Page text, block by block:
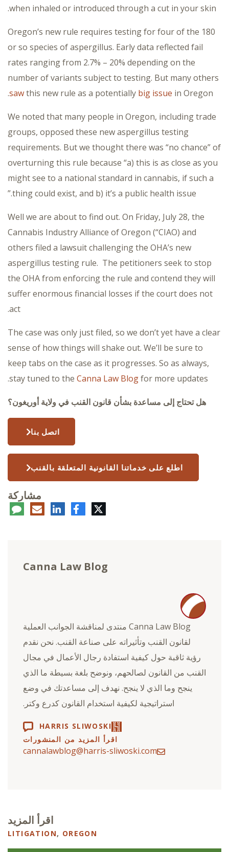
when inhaled or introduced through a cut in your skin.
Oregon’s new rule requires testing for four of the 180
or so species of aspergillus. Early data reflected fail
rates ranging from 2.7% – 20% depending on the
number of variants subject to testing. But many others
sawthis new rule as a potentially big issue in Oregon.
We noted that many people in Oregon, including trade
groups, opposed these new aspergillus testing
requirements. But we thought there was “no chance” of
overturning this rule because “a) this is as close as you
might see to a national standard in cannabis, if such a
thing could exist, and b) it’s a public health issue.”
Well we are about to find out. On Friday, July 28, the
Cannabis Industry Alliance of Oregon (“CIAO) and
others filed a lawsuit challenging the OHA’s new
aspergillus testing rule. The petitioners seek to stop
the OHA from enforcing the rule and contend they will
suffer enormous financial losses if the court does not
act.
The case was only just filed, so we don’t yet have a clear
sense of how things will shake out. We’ll be sure to
keep tabs on the case as it progresses. So as always,
stay tuned to the Canna Law Blogfor more updates.
هل تحتاج إلى مساعدة بشأن قانون القنب في ولاية أوريغون؟
اتصل بنا
اطلع على خدماتنا القانونية المتعلقة بالقنب
مشاركة
تويتر فيسبوكلينكدإنالبريد
Canna Law Blog
Canna Law Blog منتدى لمناقشة الجوانب العملية
لقانون القنب وتأثيراته على صناعة القنب. نحن نقدم
رؤية ثاقبة حول كيفية استفادة رجال الأعمال في مجال
القنب من القانون لصالحهم، ونوضح بلغة بسيطة ما الذي
ينجح وما الذي لا ينجح. نهدف إلى مساعدتك في وضع
استراتيجية لكيفية استخدام القانون كدرع وكتر.
HARRIS SLIWOSKI
اقرأ المزيد من المنشورات
cannalawblog@harris-sliwoski.com
اقرأ المزيد
LITIGATION, OREGON